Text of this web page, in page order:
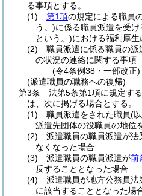
る事項とする。
(1)
第1項の規定による職員
う。)に係る職員派遣を受け
という。)における福利厚
(2)
職員派遣に係る職員の
の状況の連絡に関する事項
(令4条例38・一部改正)
(派遣職員の職務への復帰)
第3条
法第5条第1項に規定す
は、次に掲げる場合とする。
(1)
職員派遣をされた職員(
派遣先団体の役職員の地位
(2)
派遣職員の職員派遣が
なくなった場合
(3)
派遣職員の職員派遣が前
反することとなった場合
(4)
派遣職員が地方公務員
に該当することとなった場